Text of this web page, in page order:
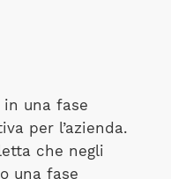
in una fase
per l’azienda.
che negli
una fase